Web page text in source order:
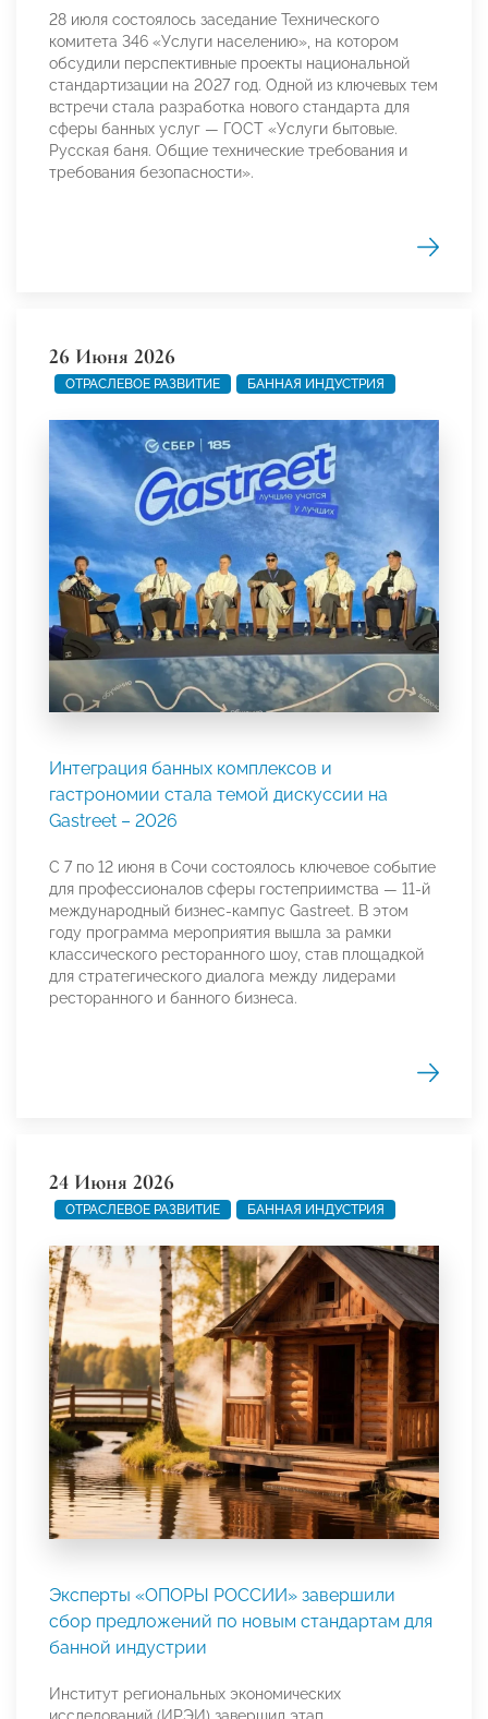
28 июля состоялось заседание Технического
комитета 346 «Услуги населению», на котором
обсудили перспективные проекты национальной
стандартизации на 2027 год. Одной из ключевых тем
встречи стала разработка нового стандарта для
сферы банных услуг — ГОСТ «Услуги бытовые.
Русская баня. Общие технические требования и
требования безопасности».
26 Июня 2026
ОТРАСЛЕВОЕ РАЗВИТИЕ БАННАЯ ИНДУСТРИЯ
Интеграция банных комплексов и
гастрономии стала темой дискуссии на
Gastreet – 2026
С 7 по 12 июня в Сочи состоялось ключевое событие
для профессионалов сферы гостеприимства — 11-й
международный бизнес-кампус Gastreet. В этом
году программа мероприятия вышла за рамки
классического ресторанного шоу, став площадкой
для стратегического диалога между лидерами
ресторанного и банного бизнеса.
24 Июня 2026
ОТРАСЛЕВОЕ РАЗВИТИЕ БАННАЯ ИНДУСТРИЯ
Эксперты «ОПОРЫ РОССИИ» завершили
сбор предложений по новым стандартам для
банной индустрии
Институт региональных экономических
исследований (ИРЭИ) завершил этап